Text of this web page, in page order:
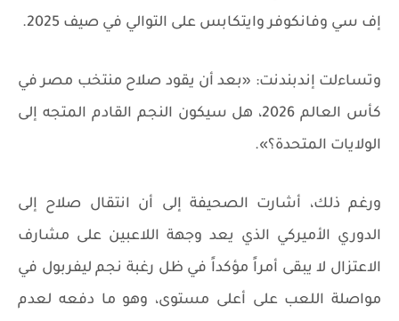
إف سي وفانكوفر وايتكابس على التوالي في صيف 2025.
وتساءلت إندبندنت: «بعد أن يقود صلاح منتخب مصر في
كأس العالم 2026، هل سيكون النجم القادم المتجه إلى
الولايات المتحدة؟».
ورغم ذلك، أشارت الصحيفة إلى أن انتقال صلاح إلى
الدوري الأميركي الذي يعد وجهة اللاعبين على مشارف
الاعتزال لا يبقى أمراً مؤكداً في ظل رغبة نجم ليفربول في
مواصلة اللعب على أعلى مستوى، وهو ما دفعه لعدم